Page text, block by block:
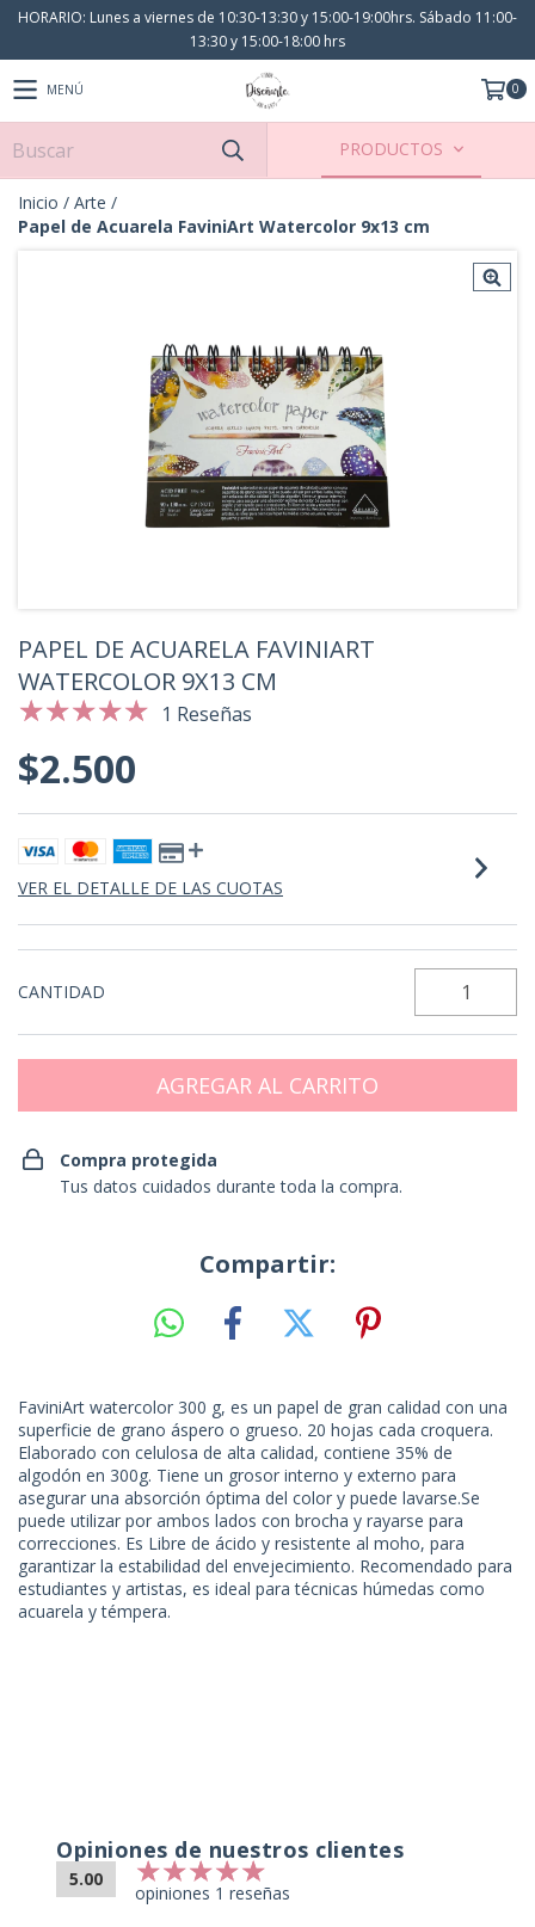
HORARIO: Lunes a viernes de 10:30-13:30 y 15:00-19:00hrs. Sábado 11:00-
13:30 y 15:00-18:00 hrs
MENÚ 0
PRODUCTOS
Inicio / Arte /
Papel de Acuarela FaviniArt Watercolor 9x13 cm
PAPEL DE ACUARELA FAVINIART
WATERCOLOR 9X13 CM
1 Reseñas
$2.500
VER EL DETALLE DE LAS CUOTAS
CANTIDAD
Compra protegida
Tus datos cuidados durante toda la compra.
Compartir:
FaviniArt watercolor 300 g, es un papel de gran calidad con una
superficie de grano áspero o grueso. 20 hojas cada croquera.
Elaborado con celulosa de alta calidad, contiene 35% de
algodón en 300g. Tiene un grosor interno y externo para
asegurar una absorción óptima del color y puede lavarse.Se
puede utilizar por ambos lados con brocha y rayarse para
correcciones. Es Libre de ácido y resistente al moho, para
garantizar la estabilidad del envejecimiento. Recomendado para
estudiantes y artistas, es ideal para técnicas húmedas como
acuarela y témpera.
Opiniones de nuestros clientes
5.00
opiniones 1 reseñas